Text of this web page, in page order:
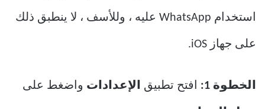
استخدام WhatsApp عليه ، وللأسف ، لا ينطبق ذلك
على جهاز iOS.
الخطوة 1: افتح تطبيق الإعدادات واضغط على